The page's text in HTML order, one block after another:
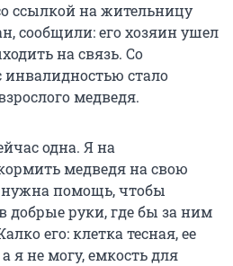
ссылкой на жительницу
сообщили: его хозяин ушел
на связь. Со
стало
медведя.
одна. Я на
медведя на свою
помощь, чтобы
добрые руки, где бы за ним
его: клетка тесная, ее
я не могу, емкость для